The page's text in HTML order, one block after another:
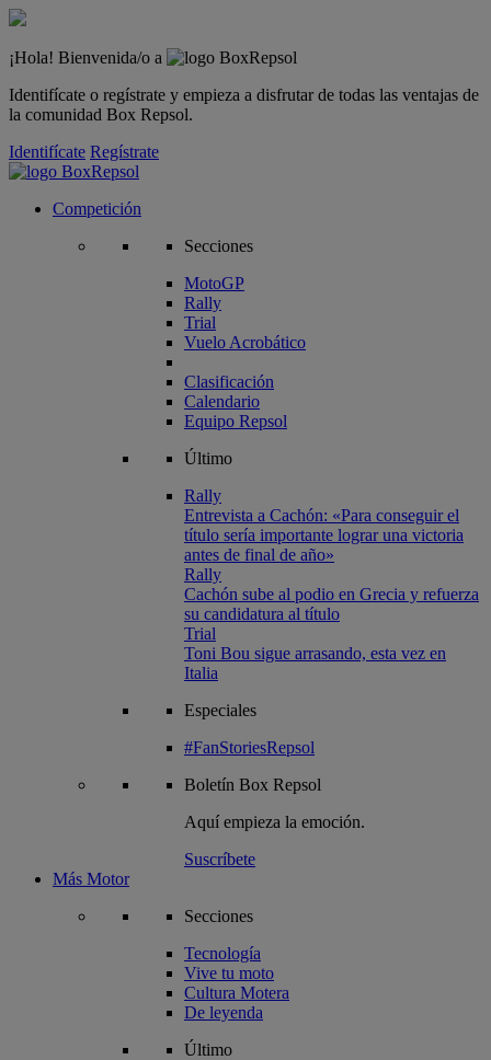
¡Hola! Bienvenida/o a
Identifícate o regístrate y empieza a disfrutar de todas las ventajas de
la comunidad Box Repsol.
Identifícate Regístrate
Competición
Secciones
MotoGP
Rally
Trial
Vuelo Acrobático
Clasificación
Calendario
Equipo Repsol
Último
Rally
Entrevista a Cachón: «Para conseguir el
título sería importante lograr una victoria
antes de final de año»
Rally
Cachón sube al podio en Grecia y refuerza
su candidatura al título
Trial
Toni Bou sigue arrasando, esta vez en
Italia
Especiales
#FanStoriesRepsol
Boletín Box Repsol
Aquí empieza la emoción.
Suscríbete
Más Motor
Secciones
Tecnología
Vive tu moto
Cultura Motera
De leyenda
Último